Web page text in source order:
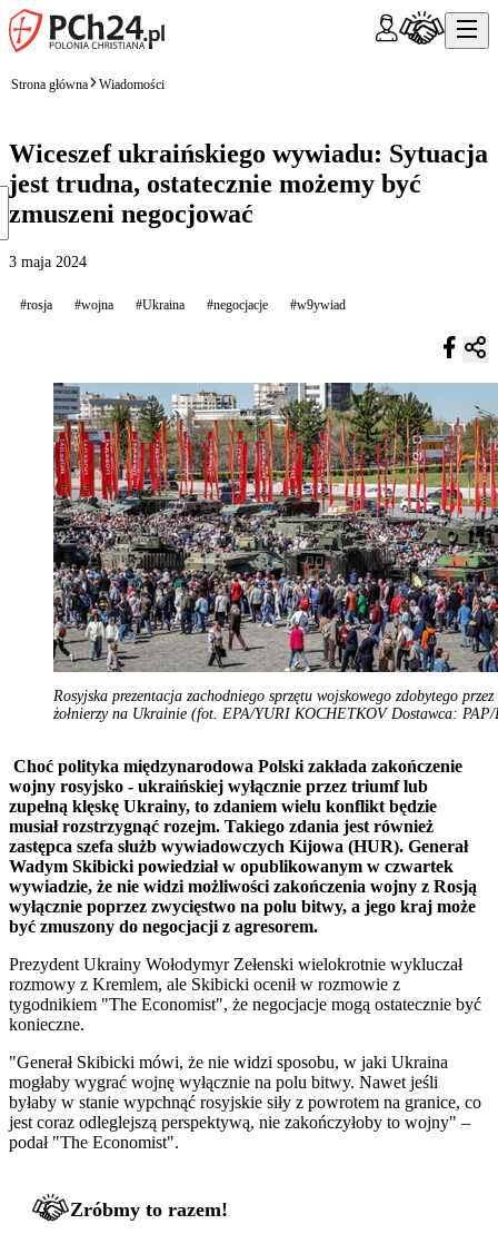
Strona główna Wiadomości
Wiceszef ukraińskiego wywiadu: Sytuacja
jest trudna, ostatecznie możemy być
zmuszeni negocjować
3 maja 2024
#rosja #wojna #Ukraina #negocjacje #w9ywiad
Rosyjska prezentacja zachodniego sprzętu wojskowego zdobytego przez
żołnierzy na Ukrainie (fot. EPA/YURI KOCHETKOV Dostawca: PAP/
Choć polityka międzynarodowa Polski zakłada zakończenie
wojny rosyjsko - ukraińskiej wyłącznie przez triumf lub
zupełną klęskę Ukrainy, to zdaniem wielu konflikt będzie
musiał rozstrzygnąć rozejm. Takiego zdania jest również
zastępca szefa służb wywiadowczych Kijowa (HUR). Generał
Wadym Skibicki powiedział w opublikowanym w czwartek
wywiadzie, że nie widzi możliwości zakończenia wojny z Rosją
wyłącznie poprzez zwycięstwo na polu bitwy, a jego kraj może
być zmuszony do negocjacji z agresorem.
Prezydent Ukrainy Wołodymyr Zełenski wielokrotnie wykluczał
rozmowy z Kremlem, ale Skibicki ocenił w rozmowie z
tygodnikiem "The Economist", że negocjacje mogą ostatecznie być
konieczne.
"Generał Skibicki mówi, że nie widzi sposobu, w jaki Ukraina
mogłaby wygrać wojnę wyłącznie na polu bitwy. Nawet jeśli
byłaby w stanie wypchnąć rosyjskie siły z powrotem na granice, co
jest coraz odleglejszą perspektywą, nie zakończyłoby to wojny" –
podał "The Economist".
Zróbmy to razem!